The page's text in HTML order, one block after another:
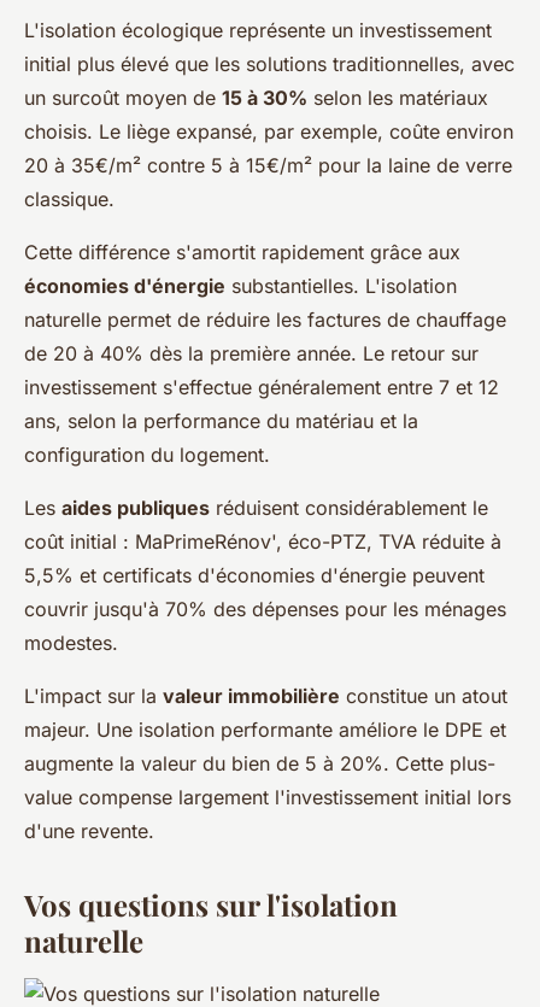
L'isolation écologique représente un investissement
initial plus élevé que les solutions traditionnelles, avec
un surcoût moyen de 15 à 30% selon les matériaux
choisis. Le liège expansé, par exemple, coûte environ
20 à 35€/m² contre 5 à 15€/m² pour la laine de verre
classique.
Cette différence s'amortit rapidement grâce aux
économies d'énergie substantielles. L'isolation
naturelle permet de réduire les factures de chauffage
de 20 à 40% dès la première année. Le retour sur
investissement s'effectue généralement entre 7 et 12
ans, selon la performance du matériau et la
configuration du logement.
Les aides publiques réduisent considérablement le
coût initial : MaPrimeRénov', éco-PTZ, TVA réduite à
5,5% et certificats d'économies d'énergie peuvent
couvrir jusqu'à 70% des dépenses pour les ménages
modestes.
L'impact sur la valeur immobilière constitue un atout
majeur. Une isolation performante améliore le DPE et
augmente la valeur du bien de 5 à 20%. Cette plus-
value compense largement l'investissement initial lors
d'une revente.
Vos questions sur l'isolation
naturelle